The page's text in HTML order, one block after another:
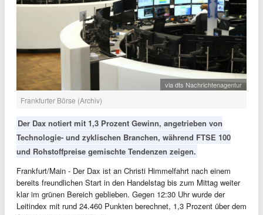
via dts Nachrichtenagentur
Frankfurter Börse (Archiv)
Der Dax notiert mit 1,3 Prozent Gewinn, angetrieben von
Technologie- und zyklischen Branchen, während FTSE 100
und Rohstoffpreise gemischte Tendenzen zeigen.
Frankfurt/Main - Der Dax ist an Christi Himmelfahrt nach einem
bereits freundlichen Start in den Handelstag bis zum Mittag weiter
klar im grünen Bereich geblieben. Gegen 12:30 Uhr wurde der
Leitindex mit rund 24.460 Punkten berechnet, 1,3 Prozent über dem